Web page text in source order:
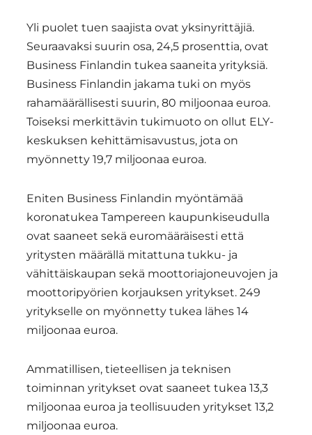
​Yli puolet tuen saajista ovat yksinyrittäjiä.
Seuraavaksi suurin osa, 24,5 prosenttia, ovat
Business Finlandin tukea saaneita yrityksiä.
Business Finlandin jakama tuki on myös
rahamäärällisesti suurin, 80 miljoonaa euroa.
Toiseksi merkittävin tukimuoto on ollut ELY-
keskuksen kehittämisavustus, jota on
myönnetty 19,7 miljoonaa euroa. ​
Eniten Business Finlandin myöntämää
koronatukea Tampereen kaupunkiseudulla
ovat saaneet sekä euromääräisesti että
yritysten määrällä mitattuna tukku- ja
vähittäiskaupan sekä moottoriajoneuvojen ja
moottoripyörien korjauksen yritykset. 249
yritykselle on myönnetty tukea lähes 14
miljoonaa euroa.
Ammatillisen, tieteellisen ja teknisen
toiminnan yritykset ovat saaneet tukea 13,3
miljoonaa euroa ja teollisuuden yritykset 13,2
miljoonaa euroa.